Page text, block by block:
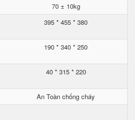
70 ± 10kg
395 * 455 * 380
190 * 340 * 250
40 * 315 * 220
An Toàn chống cháy